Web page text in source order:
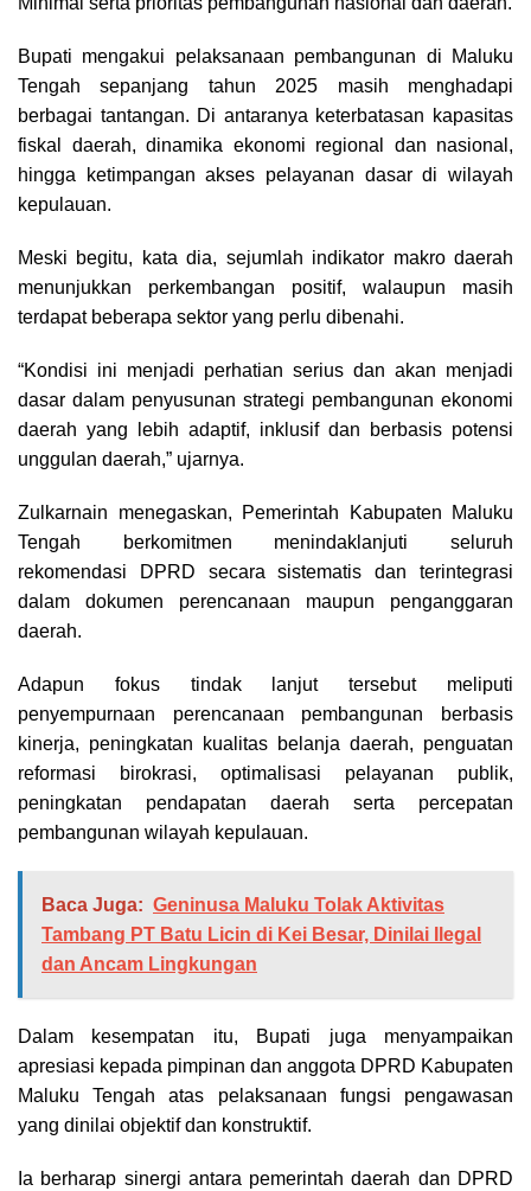
Bupati mengakui pelaksanaan pembangunan di Maluku
Tengah sepanjang tahun 2025 masih menghadapi
berbagai tantangan. Di antaranya keterbatasan kapasitas
fiskal daerah, dinamika ekonomi regional dan nasional,
hingga ketimpangan akses pelayanan dasar di wilayah
kepulauan.
Meski begitu, kata dia, sejumlah indikator makro daerah
menunjukkan perkembangan positif, walaupun masih
terdapat beberapa sektor yang perlu dibenahi.
“Kondisi ini menjadi perhatian serius dan akan menjadi
dasar dalam penyusunan strategi pembangunan ekonomi
daerah yang lebih adaptif, inklusif dan berbasis potensi
unggulan daerah,” ujarnya.
Zulkarnain menegaskan, Pemerintah Kabupaten Maluku
Tengah berkomitmen menindaklanjuti seluruh
rekomendasi DPRD secara sistematis dan terintegrasi
dalam dokumen perencanaan maupun penganggaran
daerah.
Adapun fokus tindak lanjut tersebut meliputi
penyempurnaan perencanaan pembangunan berbasis
kinerja, peningkatan kualitas belanja daerah, penguatan
reformasi birokrasi, optimalisasi pelayanan publik,
peningkatan pendapatan daerah serta percepatan
pembangunan wilayah kepulauan.
Baca Juga: Geninusa Maluku Tolak Aktivitas
Tambang PT Batu Licin di Kei Besar, Dinilai Ilegal
dan Ancam Lingkungan
Dalam kesempatan itu, Bupati juga menyampaikan
apresiasi kepada pimpinan dan anggota DPRD Kabupaten
Maluku Tengah atas pelaksanaan fungsi pengawasan
yang dinilai objektif dan konstruktif.
Ia berharap sinergi antara pemerintah daerah dan DPRD